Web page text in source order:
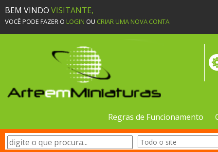
BEM VINDO VISITANTE,
VOCÊ PODE FAZER O LOGIN OU CRIAR UMA NOVA CONTA
Regras de Funcionamento